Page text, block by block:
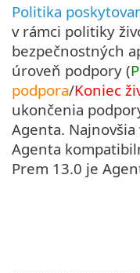
Politika
v rámci politiky
bezpečnostných
úroveň podpory (
podpora/Koniec
ukončenia
Agenta. Najnovšia
Agenta
Prem 13.0 je